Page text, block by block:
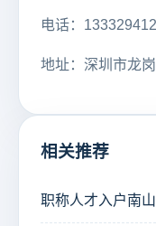
电话：
地址：深圳市龙
相关推荐
职称人才入户南